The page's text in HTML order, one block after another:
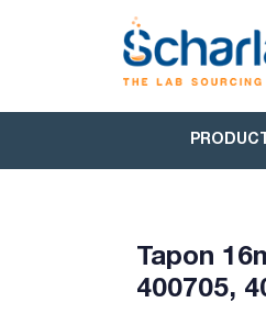
Tapon
400705,